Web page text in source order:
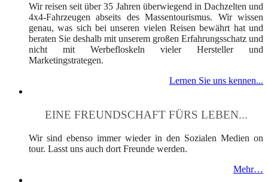
Wir reisen seit über 35 Jahren überwiegend in Dachzelten und
4x4-Fahrzeugen abseits des Massentourismus. Wir wissen
genau, was sich bei unseren vielen Reisen bewährt hat und
beraten Sie deshalb mit unserem großen Erfahrungsschatz und
nicht mit Werbefloskeln vieler Hersteller und
Marketingstrategen.
Lernen Sie uns kennen...
EINE FREUNDSCHAFT FÜRS LEBEN...
Wir sind ebenso immer wieder in den Sozialen Medien on
tour. Lasst uns auch dort Freunde werden.
Mehr…